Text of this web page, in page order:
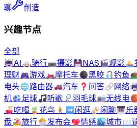
聊
创造
兴趣节点
全部
🤖AI🚲骑行📷摄影💾NAS🎬观影⛵
理财🎮游戏🏍️摩托车⚫黑胶 🎣钓鱼
电头🌐路由器🚗汽车 ❓ 问答🔗网络
机⚽足球🎵听歌 🏸羽毛球📻无线电
🍜吃喝 🪴 花鸟 🚶‍➡️闲逛🍻闲聊🎹乐
盘🏖️旅行🐣发布会💖情感🏙️城市📖